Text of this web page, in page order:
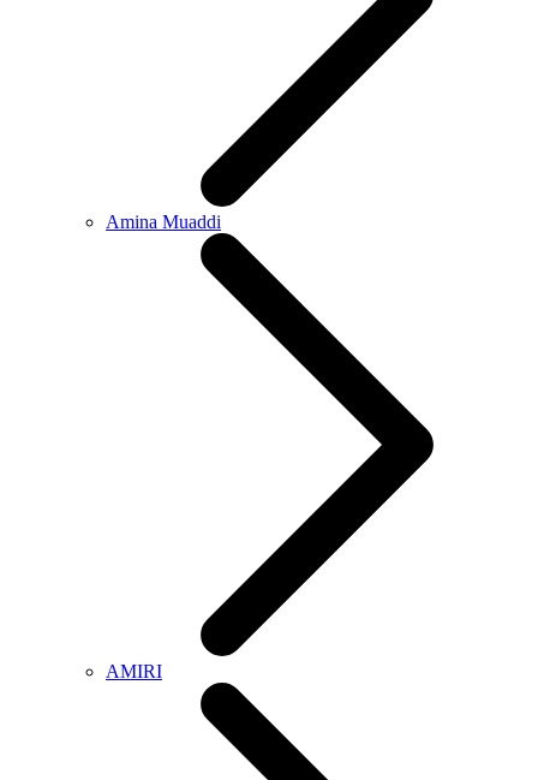
Amina Muaddi
AMIRI